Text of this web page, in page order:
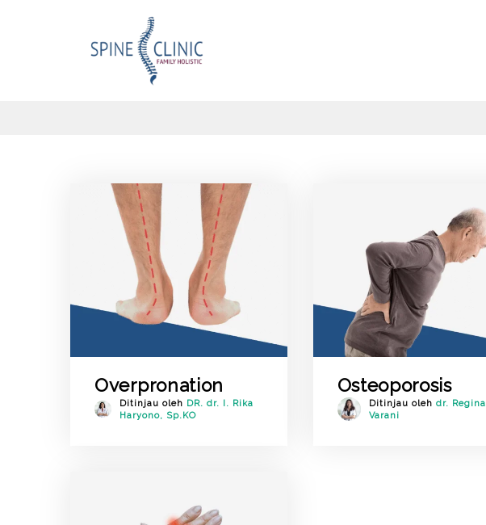
Overpronation
Ditinjau oleh DR. dr. I. Rika
Haryono, Sp.KO
Osteoporosis
Ditinjau oleh dr. Regina
Varani